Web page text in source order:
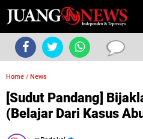
Home / News
[Sudut Pandang]
(Belajar Dari Kasus